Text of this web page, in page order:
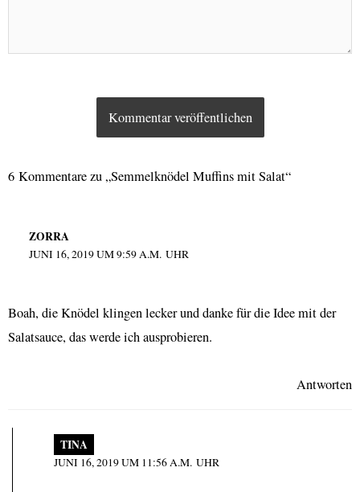
6 Kommentare zu „Semmelknödel Muffins mit Salat“
ZORRA
JUNI 16, 2019 UM 9:59 A.M. UHR
Boah, die Knödel klingen lecker und danke für die Idee mit der
Salatsauce, das werde ich ausprobieren.
Antworten
TINA
JUNI 16, 2019 UM 11:56 A.M. UHR